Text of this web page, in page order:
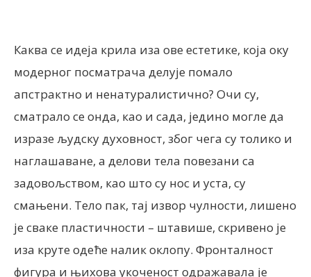
Каква се идеја крила иза ове естетике, која оку
модерног посматрача делује помало
апстрактно и ненатуралистично? Очи су,
сматрало се онда, као и сада, једино могле да
изразе људску духовност, због чега су толико и
наглашаване, а делови тела повезани са
задовољством, као што су нос и уста, су
смањени. Тело пак, тај извор чулности, лишено
је сваке пластичности – штавише, скривено је
иза круте одеће налик оклопу. Фронталност
фигура и њихова укоченост одражавала је